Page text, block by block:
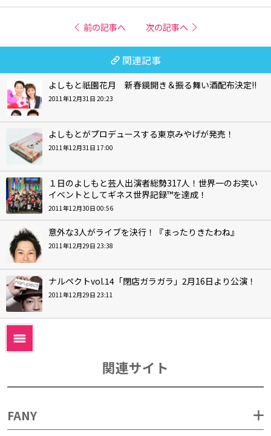
前の記事へ 次の記事へ
関連記事
よしもと祇園花月 新春鏡開き＆振る舞い酒配布決定!!
2011年12月31日 20:23
よしもとがプロデュースする東京みやげが発売！
2011年12月31日 17:00
１日のよしもと芸人出演者総勢317人！世界一のお笑い
イベントとしてギネス世界記録™を達成！
2011年12月30日 00:56
意外な3人がライブを決行！『まったりきたわね』
2011年12月29日 23:38
ナルペクトvol.14「閉店ガラガラ」2月16日より公演！
2011年12月29日 23:11
関連サイト
FANY